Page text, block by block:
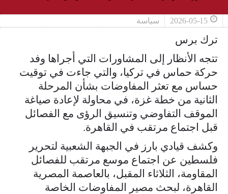
2026-05-15 سياسة
ترك برس
تتجه الأنظار إلى المشاورات التي أجراها وفد
حركة حماس في تركيا، والتي جاءت في توقيت
حساس مع تعثر المفاوضات بشأن المرحلة
الثانية من خطة غزة، في محاولة لإعادة صياغة
الموقف التفاوضي وتنسيق الرؤى مع الفصائل
قبل اجتماع مرتقب في القاهرة.
وكشف قيادي بارز في الجبهة الشعبية لتحرير
فلسطين عن اجتماع موسع مرتقب للفصائل
المقاومة، الثلاثاء المقبل، بالعاصمة المصرية
القاهرة، لبحث مصير المفاوضات الخاصة